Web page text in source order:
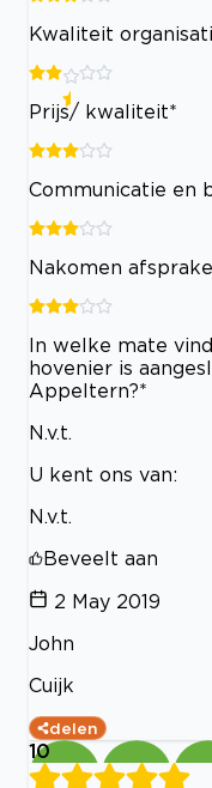
Kwaliteit
Prijs/ kwaliteit*
Communicatie en
Nakomen
In welke mate
hovenier is
Appeltern?*
N.v.t.
U kent ons van:
N.v.t.
Beveelt aan
2 May 2019
John
Cuijk
delen
10